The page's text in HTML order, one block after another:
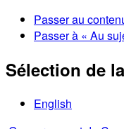
Passer au
Passer à « Au
Sélection de
English